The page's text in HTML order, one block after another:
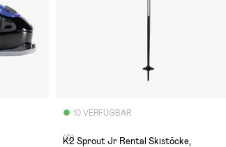
10 VERFÜGBAR
(0)
K2 Sprout Jr Rental Skistöcke,